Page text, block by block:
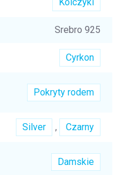
Srebro 925
Cyrkon
Pokryty rodem
Silver , Czarny
Damskie